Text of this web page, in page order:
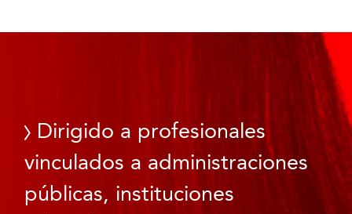
Dirigido a profesionales
vinculados a administraciones
públicas, instituciones